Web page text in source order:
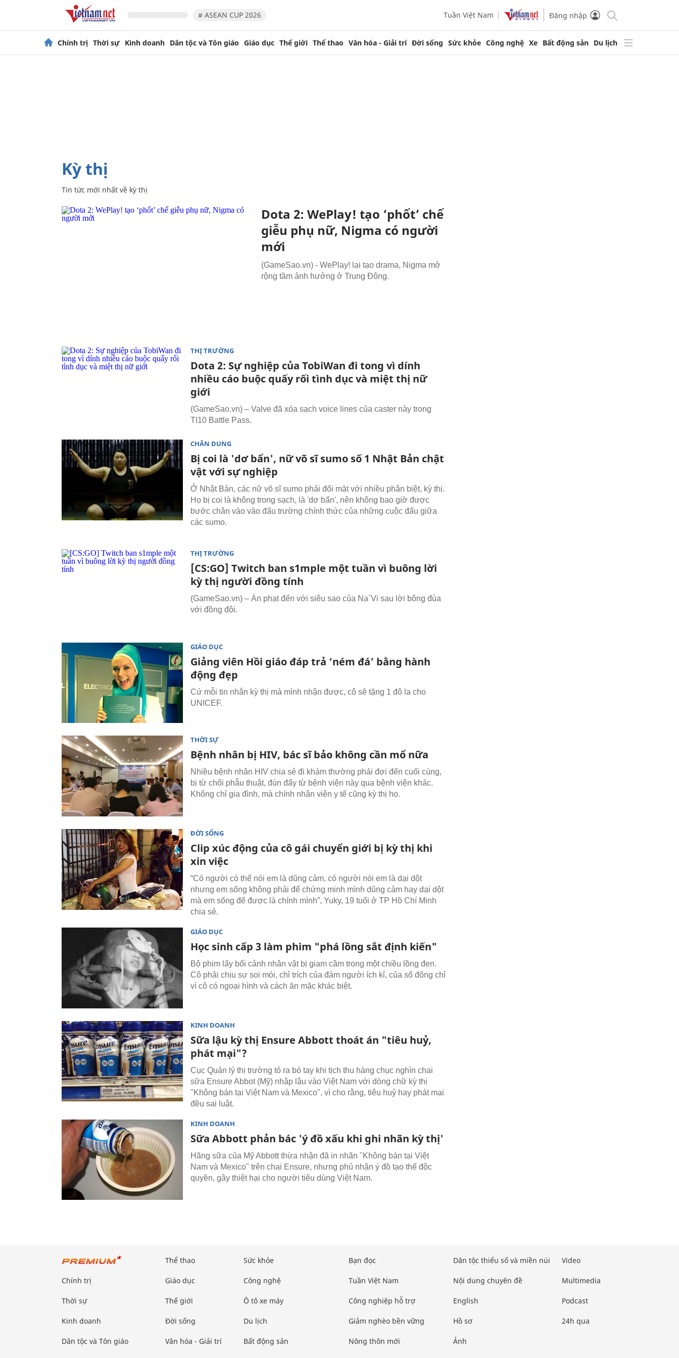
# ASEAN CUP 2026 Tuần Việt Nam Đăng nhập
Chính trị Thời sự Kinh doanh Dân tộc và Tôn giáo Giáo dục Thế giới Thể thao Văn hóa - Giải trí Đời sống Sức khỏe Công nghệ Xe Bất động sản Du lịch
kỳ thị
Tin tức mới nhất về kỳ thị
Dota 2: WePlay! tạo ‘phốt’ chế
giễu phụ nữ, Nigma có người
mới
(GameSao.vn) - WePlay! lại tạo drama, Nigma mở
rộng tầm ảnh hưởng ở Trung Đông.
THỊ TRƯỜNG
Dota 2: Sự nghiệp của TobiWan đi tong vì dính
nhiều cáo buộc quấy rối tình dục và miệt thị nữ
giới
(GameSao.vn) – Valve đã xóa sạch voice lines của caster này trong
TI10 Battle Pass.
CHÂN DUNG
Bị coi là 'dơ bẩn', nữ võ sĩ sumo số 1 Nhật Bản chật
vật với sự nghiệp
Ở Nhật Bản, các nữ võ sĩ sumo phải đối mặt với nhiều phân biệt, kỳ thị.
Họ bị coi là không trong sạch, là 'dơ bẩn', nên không bao giờ được
bước chân vào vào đấu trường chính thức của những cuộc đấu giữa
các sumo.
THỊ TRƯỜNG
[CS:GO] Twitch ban s1mple một tuần vì buông lời
kỳ thị người đồng tính
(GameSao.vn) – Án phạt đến với siêu sao của Na`Vi sau lời bông đùa
với đồng đội.
GIÁO DỤC
Giảng viên Hồi giáo đáp trả ‘ném đá’ bằng hành
động đẹp
Cứ mỗi tin nhắn kỳ thị mà mình nhận được, cô sẽ tặng 1 đô la cho
UNICEF.
THỜI SỰ
Bệnh nhân bị HIV, bác sĩ bảo không cần mổ nữa
Nhiều bệnh nhân HIV chia sẻ đi khám thường phải đợi đến cuối cùng,
bị từ chối phẫu thuật, đùn đẩy từ bệnh viện này qua bệnh viện khác.
Không chỉ gia đình, mà chính nhân viên y tế cũng kỳ thị họ.
ĐỜI SỐNG
Clip xúc động của cô gái chuyển giới bị kỳ thị khi
xin việc
“Có người có thể nói em là dũng cảm, có người nói em là dại dột
nhưng em sống không phải để chứng minh mình dũng cảm hay dại dột
mà em sống để được là chính mình”, Yuky, 19 tuổi ở TP Hồ Chí Minh
chia sẻ.
GIÁO DỤC
Học sinh cấp 3 làm phim "phá lồng sắt định kiến"
Bộ phim lấy bối cảnh nhân vật bị giam cầm trong một chiều lồng đen.
Cô phải chịu sự soi mói, chỉ trích của đám người ích kỉ, của số đông chỉ
vì cô có ngoại hình và cách ăn mặc khác biệt.
KINH DOANH
Sữa lậu kỳ thị Ensure Abbott thoát án "tiêu huỷ,
phát mại"?
Cục Quản lý thị trường tỏ ra bó tay khi tịch thu hàng chục nghìn chai
sữa Ensure Abbot (Mỹ) nhập lậu vào Việt Nam với dòng chữ kỳ thị
"Không bán tại Việt Nam và Mexico", vì cho rằng, tiêu huỷ hay phát mại
đều sai luật.
KINH DOANH
Sữa Abbott phản bác 'ý đồ xấu khi ghi nhãn kỳ thị'
Hãng sữa của Mỹ Abbott thừa nhận đã in nhãn "Không bán tại Việt
Nam và Mexico" trên chai Ensure, nhưng phủ nhận ý đồ tạo thế độc
quyền, gây thiệt hại cho người tiêu dùng Việt Nam.
Chính trị
Thời sự
Kinh doanh
Dân tộc và Tôn giáo
Thể thao
Giáo dục
Thế giới
Đời sống
Văn hóa - Giải trí
Sức khỏe
Công nghệ
Ô tô xe máy
Du lịch
Bất động sản
Bạn đọc
Tuần Việt Nam
Công nghiệp hỗ trợ
Giảm nghèo bền vững
Nông thôn mới
Dân tộc thiểu số và miền núi
Nội dung chuyên đề
English
Hồ sơ
Ảnh
Video
Multimedia
Podcast
24h qua